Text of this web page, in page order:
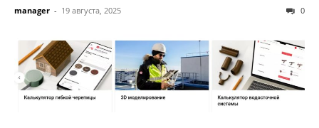
manager - 19 августа, 2025 0